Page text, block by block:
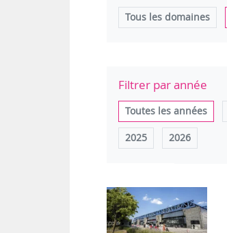
Tous les domaines
Filtrer par année
Toutes les années
2025 2026